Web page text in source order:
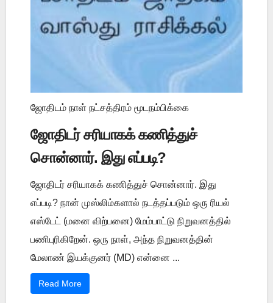
ஜோதிடம் நாள் நட்சத்திரம் மூடநம்பிக்கை
ஜோதிடர் சரியாகக் கணித்துச்
சொன்னார். இது எப்படி?
ஜோதிடர் சரியாகக் கணித்துச் சொன்னார். இது
எப்படி? நான் முஸ்லிம்களால் நடத்தப்படும் ஒரு ரியல்
எஸ்டேட் (மனை விற்பனை) மேம்பாட்டு நிறுவனத்தில்
பணிபுரிகிறேன். ஒரு நாள், அந்த நிறுவனத்தின்
மேலாண் இயக்குனர் (MD) என்னை ...
Read More